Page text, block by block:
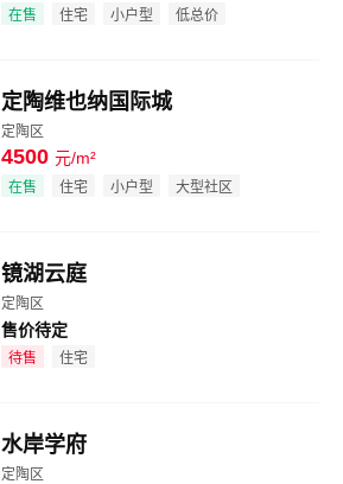
在售 住宅 小户型 低总价
定陶维也纳国际城
定陶区
4500 元/m²
在售 住宅 小户型 大型社区
镜湖云庭
定陶区
售价待定
待售 住宅
水岸学府
定陶区